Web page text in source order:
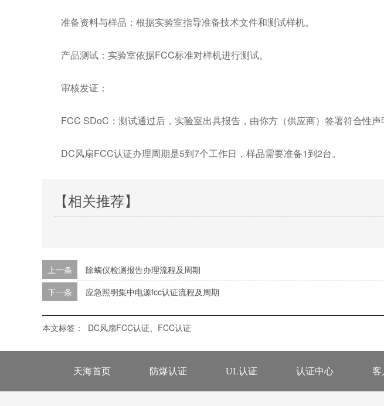
准备资料与样品：根据实验室指导准备技术文件和测试样机。
产品测试：实验室依据FCC标准对样机进行测试。
审核发证：
FCC SDoC：测试通过后，实验室出具报告，由你方（供应商）签署符合性声
DC风扇FCC认证办理周期是5到7个工作日，样品需要准备1到2台。
【相关推荐】
上一条
除螨仪检测报告办理流程及周期
下一条 应急照明集中电源fcc认证流程及周期
本文标签： DC风扇FCC认证、FCC认证
天海首页 防爆认证 UL认证 认证中心 客